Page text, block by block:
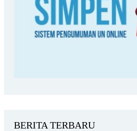
BERITA TERBARU